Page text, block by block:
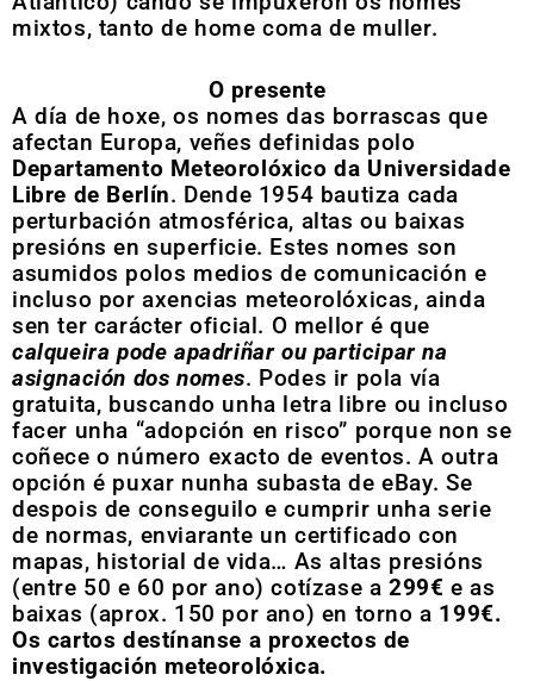
mixtos, tanto de home coma de muller.
O presente
A día de hoxe, os nomes das borrascas que
afectan Europa, veñes definidas polo
Departamento Meteorolóxico da Universidade
Libre de Berlín. Dende 1954 bautiza cada
perturbación atmosférica, altas ou baixas
presións en superficie. Estes nomes son
asumidos polos medios de comunicación e
incluso por axencias meteorolóxicas, ainda
sen ter carácter oficial. O mellor é que
calqueira pode apadriñar ou participar na
asignación dos nomes. Podes ir pola vía
gratuita, buscando unha letra libre ou incluso
facer unha “adopción en risco” porque non se
coñece o número exacto de eventos. A outra
opción é puxar nunha subasta de eBay. Se
despois de conseguilo e cumprir unha serie
de normas, enviarante un certificado con
mapas, historial de vida… As altas presións
(entre 50 e 60 por ano) cotízase a299€ e as
baixas (aprox. 150 por ano) en torno a 199€.
Os cartos destínanse a proxectos de
investigación meteorolóxica.